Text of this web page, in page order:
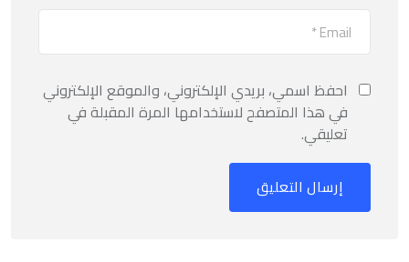
احفظ اسمي، بريدي الإلكتروني، والموقع الإلكتروني
في هذا المتصفح لاستخدامها المرة المقبلة في
تعليقي.